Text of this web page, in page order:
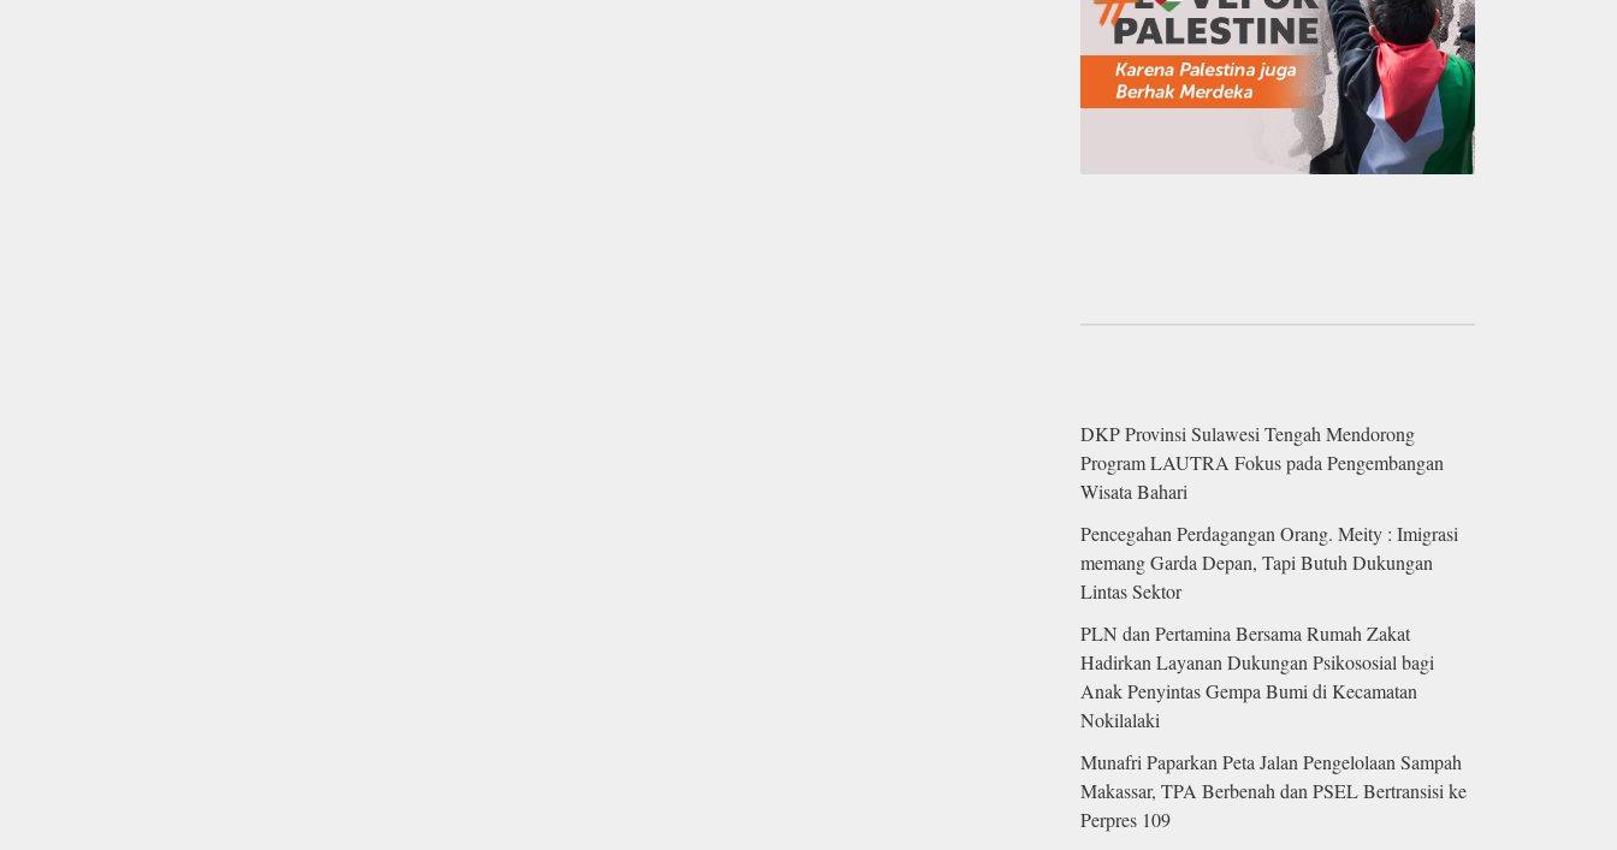
DKP Provinsi Sulawesi Tengah Mendorong
Program LAUTRA Fokus pada Pengembangan
Wisata Bahari
Pencegahan Perdagangan Orang. Meity : Imigrasi
memang Garda Depan, Tapi Butuh Dukungan
Lintas Sektor
PLN dan Pertamina Bersama Rumah Zakat
Hadirkan Layanan Dukungan Psikososial bagi
Anak Penyintas Gempa Bumi di Kecamatan
Nokilalaki
Munafri Paparkan Peta Jalan Pengelolaan Sampah
Makassar, TPA Berbenah dan PSEL Bertransisi ke
Perpres 109